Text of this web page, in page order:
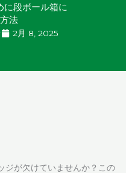
に段ボール箱に
法
2月 8, 2025
ジが欠けていませんか？この